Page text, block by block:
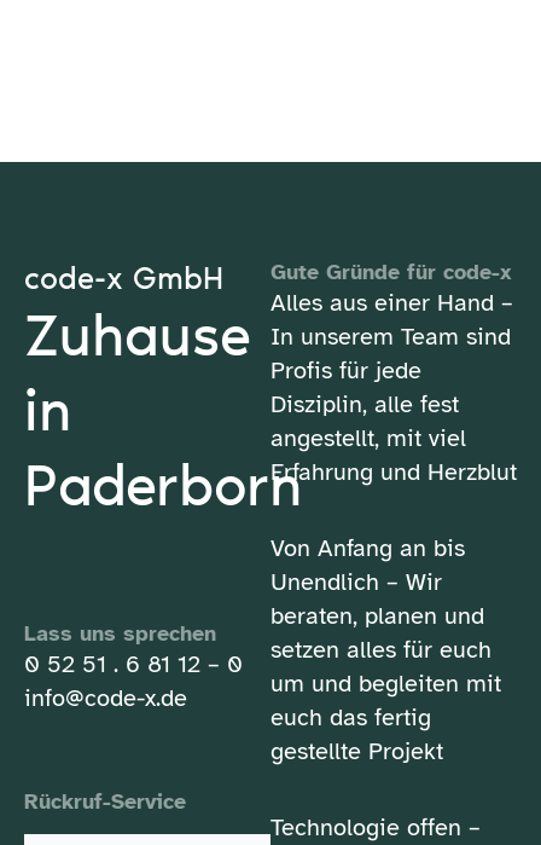
code-x GmbH
Zuhause
in
Paderborn
Lass uns sprechen
0 52 51 . 6 81 12 – 0
info@code-x.de
Rückruf-Service
Gute Gründe für code-x
Alles aus einer Hand –
In unserem Team sind
Profis für jede
Disziplin, alle fest
angestellt, mit viel
Erfahrung und Herzblut
Von Anfang an bis
Unendlich – Wir
beraten, planen und
setzen alles für euch
um und begleiten mit
euch das fertig
gestellte Projekt
Technologie offen –